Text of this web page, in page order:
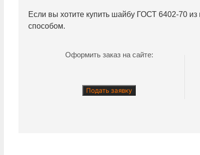
Если вы хотите купить шайбу ГОСТ 6402-70
способом.
Оформить заказ на сайте:
Подать заявку